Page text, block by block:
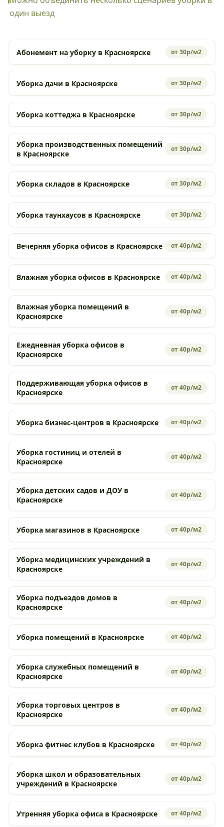
один выезд
Абонемент на уборку в Красноярске от 30р/м2
Уборка дачи в Красноярске от 30р/м2
Уборка коттеджа в Красноярске от 30р/м2
Уборка производственных помещений
в Красноярске
от 30р/м2
Уборка складов в Красноярске от 30р/м2
Уборка таунхаусов в Красноярске от 30р/м2
Вечерняя уборка офисов в Красноярске от 40р/м2
Влажная уборка офисов в Красноярске от 40р/м2
Влажная уборка помещений в
Красноярске
от 40р/м2
Ежедневная уборка офисов в
Красноярске
от 40р/м2
Поддерживающая уборка офисов в
Красноярске
от 40р/м2
Уборка бизнес-центров в Красноярске от 40р/м2
Уборка гостиниц и отелей в
Красноярске
от 40р/м2
Уборка детских садов и ДОУ в
Красноярске
от 40р/м2
Уборка магазинов в Красноярске от 40р/м2
Уборка медицинских учреждений в
Красноярске
от 40р/м2
Уборка подъездов домов в
Красноярске
от 40р/м2
Уборка помещений в Красноярске от 40р/м2
Уборка служебных помещений в
Красноярске
от 40р/м2
Уборка торговых центров в
Красноярске
от 40р/м2
Уборка фитнес клубов в Красноярске от 40р/м2
Уборка школ и образовательных
учреждений в Красноярске
от 40р/м2
Утренняя уборка офиса в Красноярске от 40р/м2